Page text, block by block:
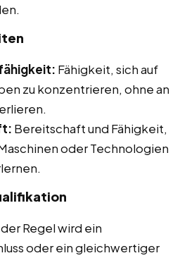
Fähigkeit, sich auf
zu konzentrieren, ohne an
Bereitschaft und Fähigkeit,
oder Technologien
Regel wird ein
oder ein gleichwertiger